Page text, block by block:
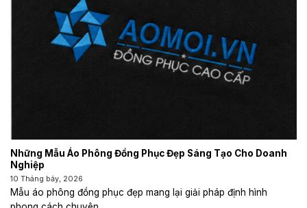
Những Mẫu Áo Phông Đồng Phục Đẹp Sáng Tạo Cho Doanh
Nghiệp
10 Tháng bảy, 2026
Mẫu áo phông đồng phục đẹp mang lại giải pháp định hình